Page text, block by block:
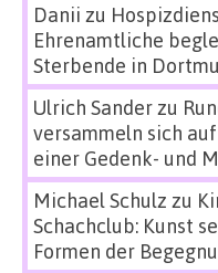
Danii zu
Ehrenamtliche
Sterbende in
Ulrich Sanderzu
versammeln sich
einer Gedenk- und
Michael Schulz zu
Schachclub: Kunst
Formen der